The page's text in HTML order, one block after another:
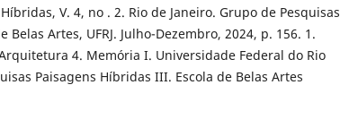
V. 4, no . 2. Rio de Janeiro. Grupo de Pesquisas
Belas Artes, UFRJ. Julho-Dezembro, 2024, p. 156. 1.
4. Memória I. Universidade Federal do Rio
Paisagens Híbridas III. Escola de Belas Artes